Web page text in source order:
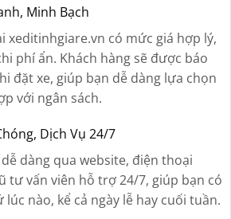
Minh Bạch
xeditinhgiare.vn có mức giá hợp lý,
phí ẩn. Khách hàng sẽ được báo
đặt xe, giúp bạn dễ dàng lựa chọn
với ngân sách.
Dịch Vụ 24/7
dàng qua website, điện thoại
tư vấn viên hỗ trợ 24/7, giúp bạn có
nào, kể cả ngày lễ hay cuối tuần.